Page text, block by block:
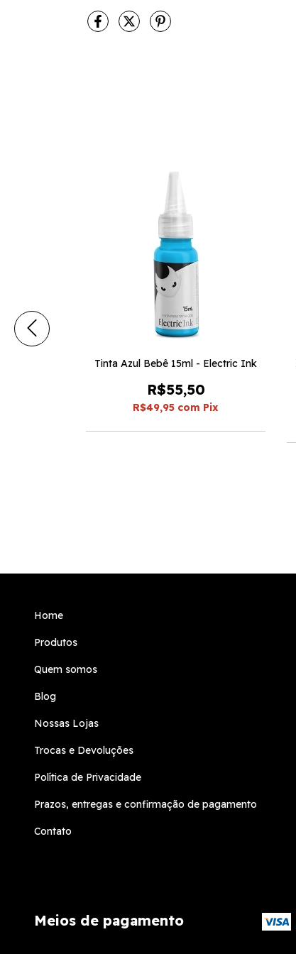
Tinta Azul Bebê 15ml - Electric Ink
R$55,50
R$49,95 com Pix
Home
Produtos
Quem somos
Blog
Nossas Lojas
Trocas e Devoluções
Política de Privacidade
Prazos, entregas e confirmação de pagamento
Contato
Meios de pagamento